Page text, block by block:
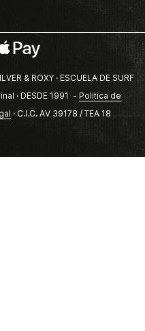
& ROXY · ESCUELA DE SURF
· DESDE 1991 - Politica de
· C.I.C. AV 39178 / TEA 18